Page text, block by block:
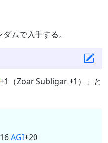
ダムで入手する。
+1（Zoar Subligar +1）」と
AGI+20